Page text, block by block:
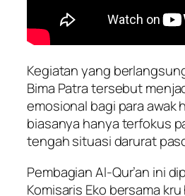
Kegiatan yang
Bima Patra tersebut
emosional bagi para awak
biasanya hanya terfokus
tengah situasi darurat
Pembagian Al-Qur’an ini
Komisaris Eko bersama